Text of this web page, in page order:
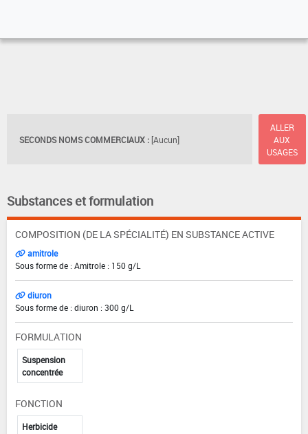
SECONDS NOMS COMMERCIAUX : [Aucun]
ALLER
AUX
USAGES
Substances et formulation
COMPOSITION (DE LA SPÉCIALITÉ) EN SUBSTANCE ACTIVE
amitrole
Sous forme de : Amitrole : 150 g/L
diuron
Sous forme de : diuron : 300 g/L
FORMULATION
Suspension
concentrée
FONCTION
Herbicide